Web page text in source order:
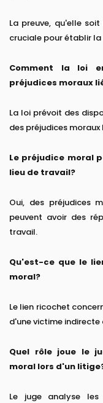
La preuve, qu'elle
cruciale pour établir
Comment la loi
préjudices moraux
La loi prévoit des
des préjudices
Le préjudice moral
lieu de travail?
Oui, des préjudices
peuvent avoir des
travail.
Qu'est-ce que le
moral?
Le lien ricochet
d'une victime
Quel rôle joue le
moral lors d'un
Le juge analyse